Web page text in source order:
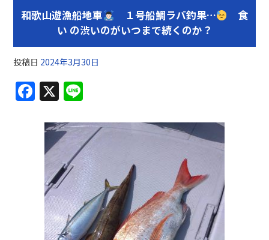
和歌山遊漁船地車 １号船鯛ラバ釣果…
食
い の渋いのがいつまで続くのか？
投稿日 2024年3月30日
F
a
c
e
b
o
o
k
X
e